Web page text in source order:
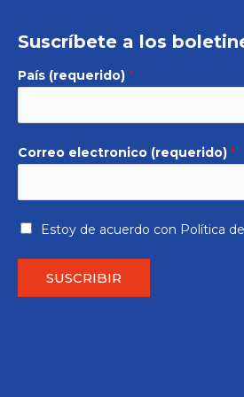
Suscríbete a los
País (requerido) *
Correo electronico (requerido) *
Estoy de acuerdo con Política
SUSCRIBIR